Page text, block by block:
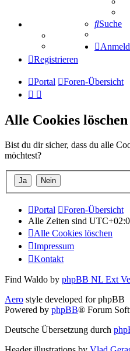
Tipprunde
Comunio
Suche
Registrieren
Portal Foren-Übersicht
Alle Cookies löschen
Bist du dir sicher, dass du alle
möchtest?
Portal
Foren-Übersicht
Alle Zeiten sind
Alle Cookies löschen
Impressum
Kontakt
Find Waldo by phpBB NL Ext
Aero style developed for phpBB
Powered by phpBB® Forum
Deutsche Übersetzung durch